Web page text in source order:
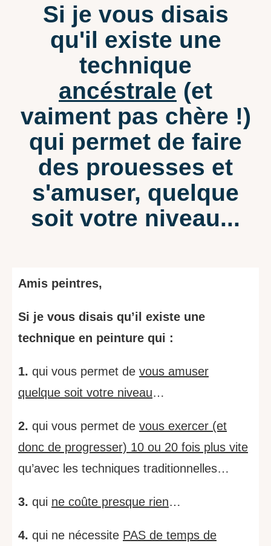
Si je vous disais
qu'il existe une
technique
ancéstrale (et
vaiment pas chère !)
qui permet de faire
des prouesses et
s'amuser, quelque
soit votre niveau...
Amis peintres,
Si je vous disais qu’il existe une
technique en peinture qui :
1. qui vous permet de vous amuser
quelque soit votre niveau…
2. qui vous permet de vous exercer (et
donc de progresser) 10 ou 20 fois plus vite
qu’avec les techniques traditionnelles…
3. qui ne coûte presque rien…
4. qui ne nécessite PAS de temps de